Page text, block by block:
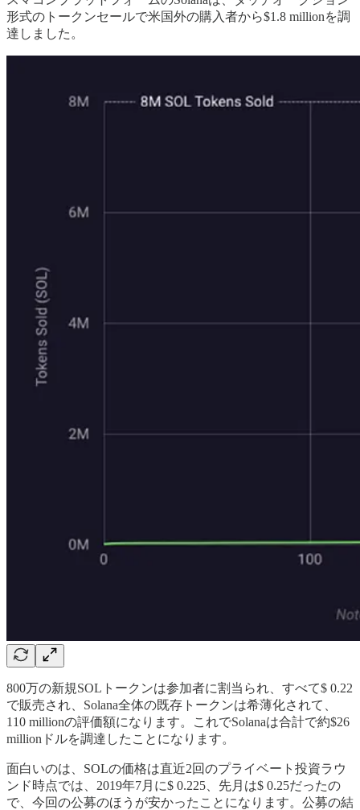
形式のトークンセールで米国外の購入者から$1.8 millionを調
達しました。
800万の新規SOLトークンは参加者に割当られ、すべて$ 0.22
で販売され、Solana全体の既存トークンは希薄化されて、
110 millionの評価額になります。これでSolanaは合計で約$26
millionドルを調達したことになります。
面白いのは、SOLの価格は直近2回のプライベート投資ラウ
ンド時点では、2019年7月に$ 0.225、先月は$ 0.25だったの
で、今回の公募のほうが安かったことになります。公募の結